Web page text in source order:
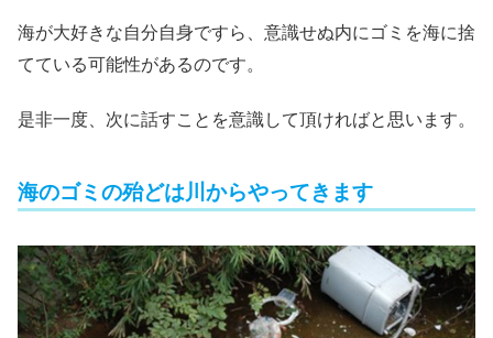
海が大好きな自分自身ですら、意識せぬ内にゴミを海に捨
てている可能性があるのです。
是非一度、次に話すことを意識して頂ければと思います。
海のゴミの殆どは川からやってきます